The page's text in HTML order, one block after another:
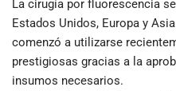
La cirugía por fluorescencia
Estados Unidos, Europa y
comenzó a utilizarse
prestigiosas gracias a la
insumos necesarios.